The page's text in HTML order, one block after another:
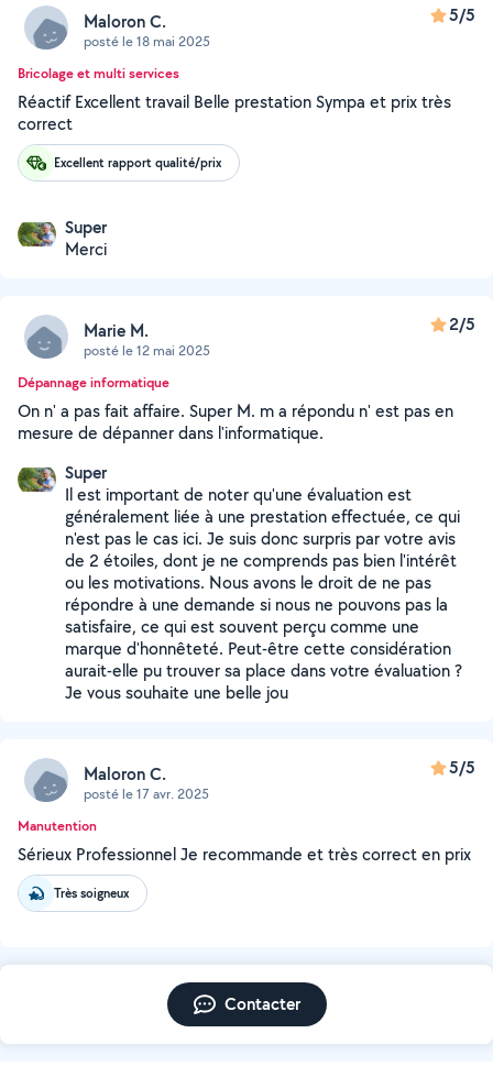
Maloron C.
posté le 18 mai 2025
5/5
Bricolage et multi services
Réactif Excellent travail Belle prestation Sympa et prix très
correct
Excellent rapport qualité/prix
Super
Merci
Marie M.
posté le 12 mai 2025
2/5
Dépannage informatique
On n' a pas fait affaire. Super M. m a répondu n' est pas en
mesure de dépanner dans l'informatique.
Super
Il est important de noter qu'une évaluation est
généralement liée à une prestation effectuée, ce qui
n'est pas le cas ici. Je suis donc surpris par votre avis
de 2 étoiles, dont je ne comprends pas bien l'intérêt
ou les motivations. Nous avons le droit de ne pas
répondre à une demande si nous ne pouvons pas la
satisfaire, ce qui est souvent perçu comme une
marque d'honnêteté. Peut-être cette considération
aurait-elle pu trouver sa place dans votre évaluation ?
Je vous souhaite une belle jou
Maloron C.
posté le 17 avr. 2025
5/5
Manutention
Sérieux Professionnel Je recommande et très correct en prix
Très soigneux
Contacter